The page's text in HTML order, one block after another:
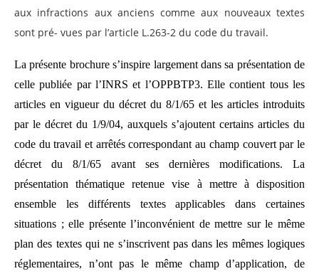
aux infractions aux anciens comme aux nouveaux textes
sont pré- vues par l’article L.263-2 du code du travail.
La présente brochure s’inspire largement dans sa présentation de
celle publiée par l’INRS et l’OPPBTP3. Elle contient tous les
articles en vigueur du décret du 8/1/65 et les articles introduits
par le décret du 1/9/04, auxquels s’ajoutent certains articles du
code du travail et arrêtés correspondant au champ couvert par le
décret du 8/1/65 avant ses dernières modifications. La
présentation thématique retenue vise à mettre à disposition
ensemble les différents textes applicables dans certaines
situations ; elle présente l’inconvénient de mettre sur le même
plan des textes qui ne s’inscrivent pas dans les mêmes logiques
réglementaires, n’ont pas le même champ d’application, de